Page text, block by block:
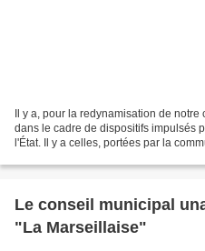
Il y a, pour la redynamisation de
dans le cadre de dispositifs impulsés
l'État. Il y a celles, portées par la
Le conseil municipal
"La Marseillaise"